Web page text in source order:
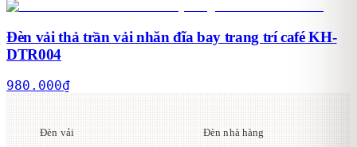
Đèn vải thả trần vải nhăn đĩa bay trang trí café KH-
DTR004
980.000₫
Đèn vải
Đèn nhà hàng